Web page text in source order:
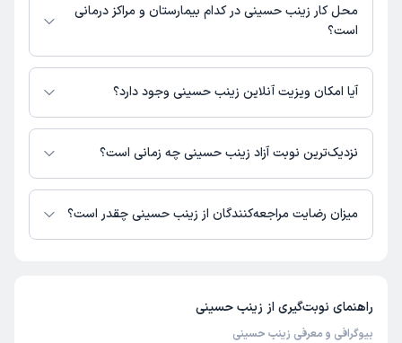
محل کار زینب حسینی در کدام بیمارستان و مراکز درمانی
است؟
زینب حسینی در مراکز زیر فعالیت دارد:
مرکز مشاوره مرکزی
آیا امکان ویزیت آنلاین زینب حسینی وجود دارد؟
در حال حاضر اطلاعاتی درباره ارائه ویزیت آنلاین توسط زینب حسینی در دسترس
نیست. برای دریافت اطلاعات دقیق‌تر، لطفاً با مطب تماس بگیرید.
نزدیک‌ترین نوبت آزاد زینب حسینی چه زمانی است؟
زینب حسینی از روز دوشنبه 19 مرداد 1405 بیمار جدید می‌پذیرند.
میزان رضایت مراجعه‌کنندگان از زینب حسینی چقدر است؟
راهنمای نوبت‌گیری از زینب حسینی
بیوگرافی و معرفی زینب حسینی